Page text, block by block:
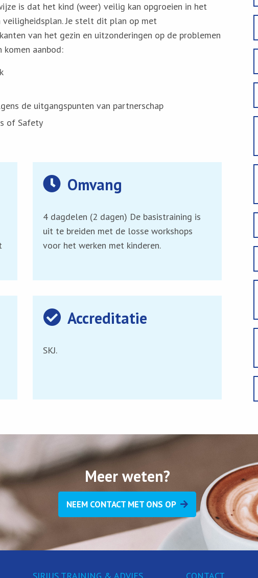
is dat het kind (weer) veilig kan opgroeien in het
veiligheidsplan. Je stelt dit plan op met
van het gezin en uitzonderingen op de problemen
komen aanbod:
de uitgangspunten van partnerschap
of Safety
Omvang
4 dagdelen (2 dagen) De basistraining is
uit te breiden met de losse workshops
voor het werken met kinderen.
Accreditatie
SKJ.
Meer weten?
NEEM CONTACT MET ONS OP